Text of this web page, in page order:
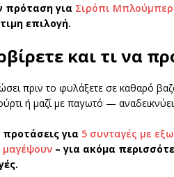
πρόταση για Σιρόπι
επιλογή.
και τι να
πριν το φυλάξετε σε καθαρό
ή μαζί με παγωτό —
για 5 συνταγές με
– για ακόμα